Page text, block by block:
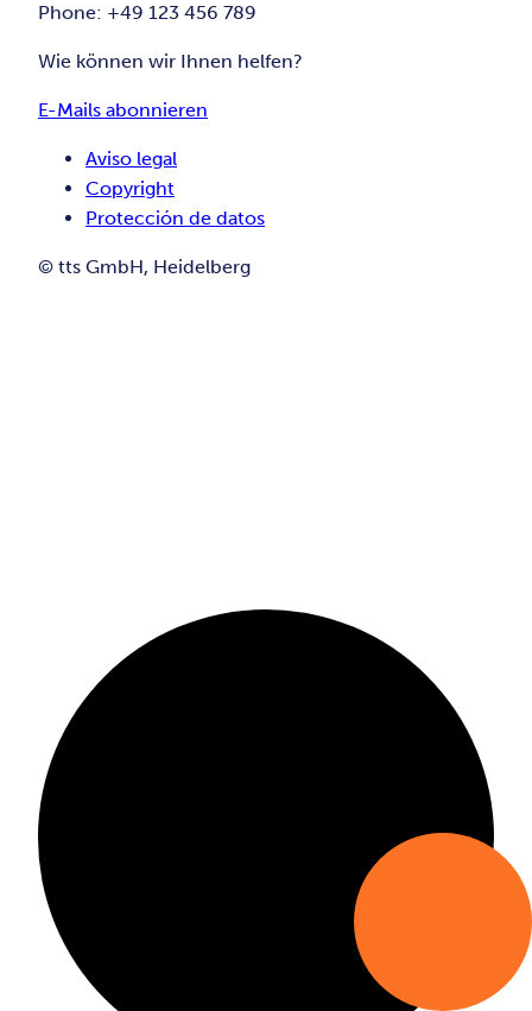
Phone: +49 123 456 789
Wie können wir Ihnen helfen?
E-Mails abonnieren
Aviso legal
Copyright
Protección de datos
© tts GmbH, Heidelberg